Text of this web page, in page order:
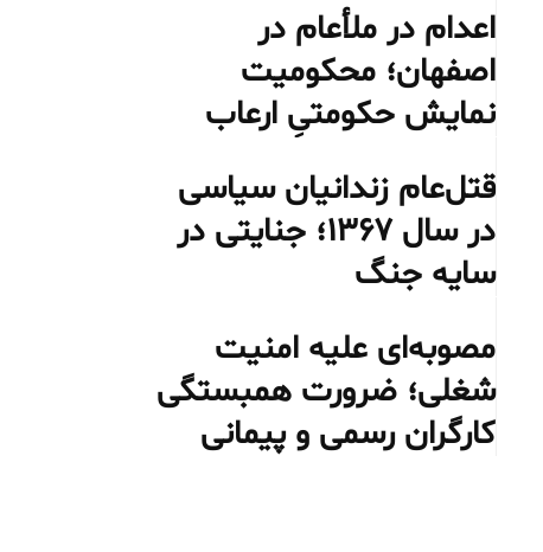
اعدام در ملأعام در
اصفهان؛ محکومیت
نمایش حکومتیِ ارعاب
قتل‌عام زندانیان سیاسی
در سال ۱۳۶۷؛ جنایتی در
سایه جنگ
مصوبه‌ای علیه امنیت
شغلی؛ ضرورت همبستگی
کارگران رسمی و پیمانی